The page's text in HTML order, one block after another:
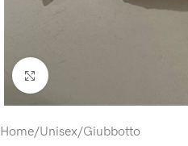
Click to enlarge
Home/Unisex/Giubbotto